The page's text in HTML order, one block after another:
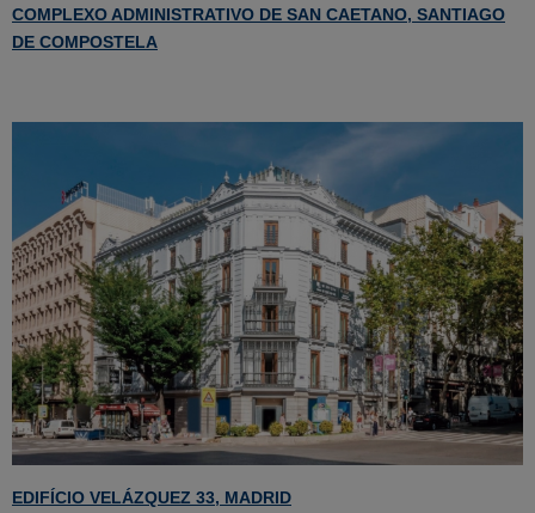
COMPLEXO ADMINISTRATIVO DE SAN CAETANO, SANTIAGO
DE COMPOSTELA
EDIFÍCIO VELÁZQUEZ 33, MADRID